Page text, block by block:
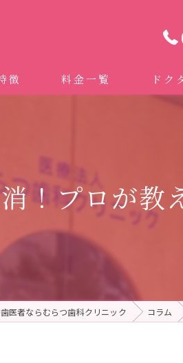
ス矯正）
徴
つのワンライン歯臓ブラシ
料金一覧 ドク
！プロが教
医者ならむらつ歯科クリニック コラム